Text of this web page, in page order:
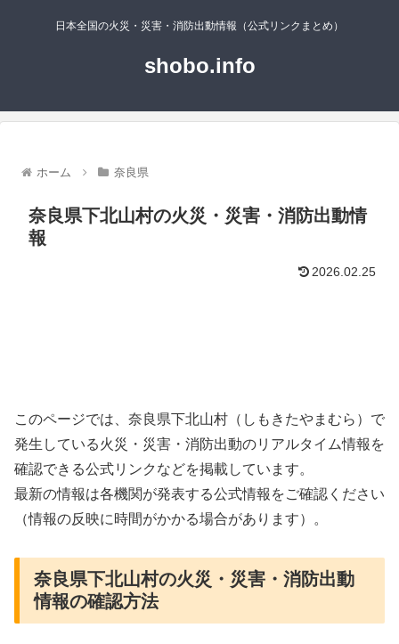
日本全国の火災・災害・消防出動情報（公式リンクまとめ）
shobo.info
ホーム 奈良県
奈良県下北山村の火災・災害・消防出動情
報
2026.02.25
このページでは、奈良県下北山村（しもきたやまむら）で
発生している火災・災害・消防出動のリアルタイム情報を
確認できる公式リンクなどを掲載しています。
最新の情報は各機関が発表する公式情報をご確認ください
（情報の反映に時間がかかる場合があります）。
奈良県下北山村の火災・災害・消防出動
情報の確認方法